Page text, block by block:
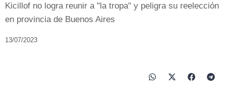
Kicillof no logra reunir a "la tropa" y peligra su reelección
en provincia de Buenos Aires
13/07/2023